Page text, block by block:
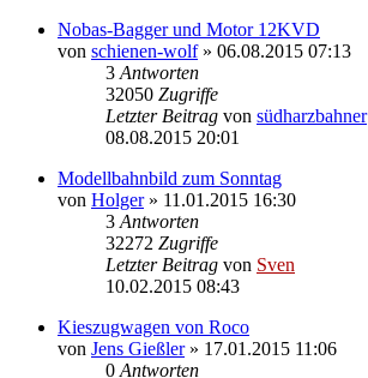
Nobas-Bagger und Motor 12KVD
von schienen-wolf» 06.08.2015 07:13
3 Antworten
32050 Zugriffe
Letzter Beitrag von südharzbahner
08.08.2015 20:01
Modellbahnbild zum Sonntag
von Holger» 11.01.2015 16:30
3 Antworten
32272 Zugriffe
Letzter Beitrag von Sven
10.02.2015 08:43
Kieszugwagen von Roco
von Jens Gießler» 17.01.2015 11:06
0 Antworten